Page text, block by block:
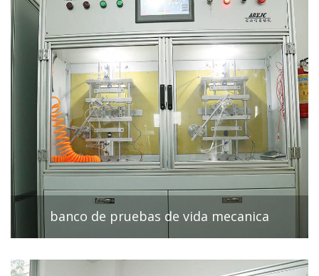
banco de pruebas de vida mecanica